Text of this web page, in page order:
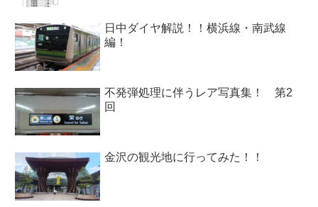
日中ダイヤ解説！！横浜線・南武線
編！
不発弾処理に伴うレア写真集！ 第2
回
金沢の観光地に行ってみた！！